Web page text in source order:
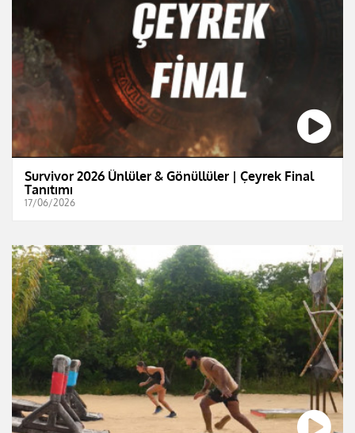
Survivor 2026 Ünlüler & Gönüllüler | Çeyrek Final
Tanıtımı
17/06/2026